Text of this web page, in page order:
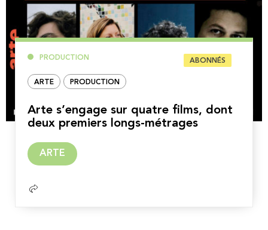
PRODUCTION ABONNÉS
ARTE PRODUCTION
Arte s’engage sur quatre films, dont
deux premiers longs-métrages
ARTE